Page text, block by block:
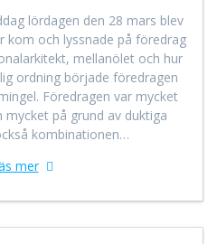
lördagen den 28 mars blev
kom och lyssnade på föredrag
mellanölet och hur
ordning började föredragen
Föredragen var mycket
mycket på grund av duktiga
kombinationen…
mer